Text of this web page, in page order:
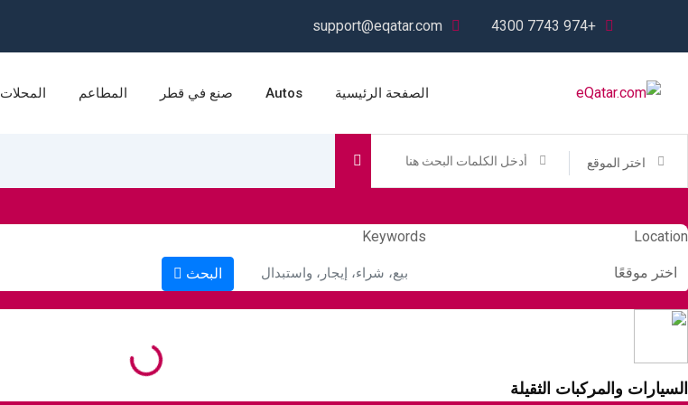
+974 7743 4300
support@eqatar.com
الصفحة الرئيسية Autos صنع في قطر المطاعم المحلات
اختر الموقع
Location
اختر موقعًا
Keywords
البحث
السيارات والمركبات الثقيلة